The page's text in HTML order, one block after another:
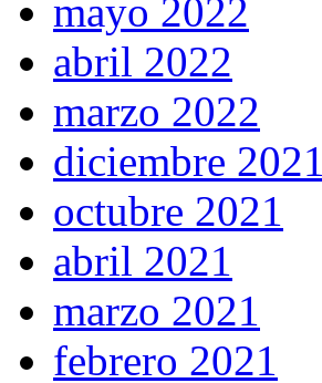
mayo 2022
abril 2022
marzo 2022
diciembre 2021
octubre 2021
abril 2021
marzo 2021
febrero 2021